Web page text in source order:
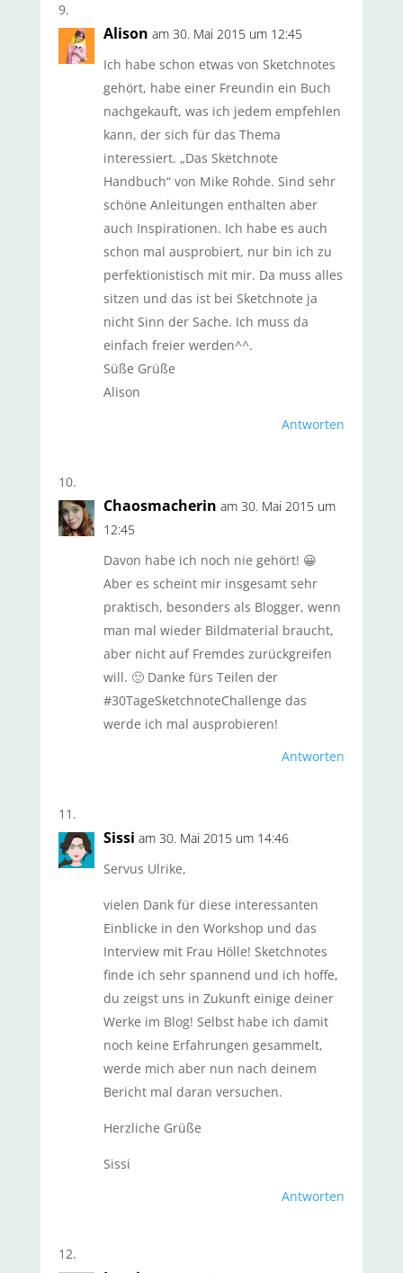
Alison am 30. Mai 2015 um 12:45
Ich habe schon etwas von Sketchnotes
gehört, habe einer Freundin ein Buch
nachgekauft, was ich jedem empfehlen
kann, der sich für das Thema
interessiert. „Das Sketchnote
Handbuch“ von Mike Rohde. Sind sehr
schöne Anleitungen enthalten aber
auch Inspirationen. Ich habe es auch
schon mal ausprobiert, nur bin ich zu
perfektionistisch mit mir. Da muss alles
sitzen und das ist bei Sketchnote ja
nicht Sinn der Sache. Ich muss da
einfach freier werden^^.
Süße Grüße
Alison
Antworten
Chaosmacherin am 30. Mai 2015 um
12:45
Davon habe ich noch nie gehört! 😀
Aber es scheint mir insgesamt sehr
praktisch, besonders als Blogger, wenn
man mal wieder Bildmaterial braucht,
aber nicht auf Fremdes zurückgreifen
will. 🙂 Danke fürs Teilen der
#30TageSketchnoteChallenge das
werde ich mal ausprobieren!
Antworten
Sissi am 30. Mai 2015 um 14:46
Servus Ulrike,
vielen Dank für diese interessanten
Einblicke in den Workshop und das
Interview mit Frau Hölle! Sketchnotes
finde ich sehr spannend und ich hoffe,
du zeigst uns in Zukunft einige deiner
Werke im Blog! Selbst habe ich damit
noch keine Erfahrungen gesammelt,
werde mich aber nun nach deinem
Bericht mal daran versuchen.
Herzliche Grüße
Sissi
Antworten